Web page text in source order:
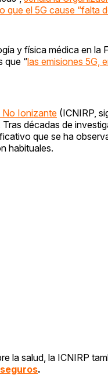
que el 5G cause “falta
y física médica en
que “las emisiones 5G,
No Ionizante (ICNIRP,
décadas de
que se ha
habituales.
la salud, la ICNIRP
.